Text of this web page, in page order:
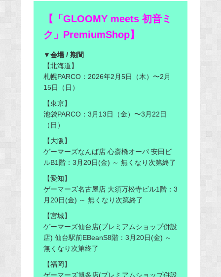
【「GLOOMY meets 初音ミ
ク」PremiumShop】
▼会場 / 期間
【北海道】
札幌PARCO：2026年2月5日（木）〜2月
15日（日）
【東京】
池袋PARCO：3月13日（金）〜3月22日
（日）
【大阪】
ゲーマーズなんば店 心斎橋オーパ 安田ビ
ルB1階：3月20日(金) ～ 無くなり次第終了
【愛知】
ゲーマーズ名古屋店 大須万松寺ビル1階：3
月20日(金) ～ 無くなり次第終了
【宮城】
ゲーマーズ仙台店(プレミアムショップ併設
店) 仙台駅前EBeanS8階：3月20日(金) ～
無くなり次第終了
【福岡】
ゲーマーズ博多店(プレミアムショップ併設